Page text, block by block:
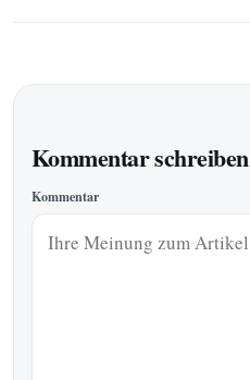
Kommentar schreiben
Kommentar